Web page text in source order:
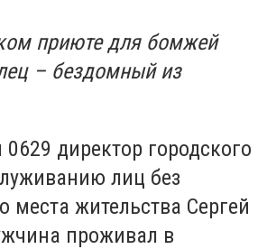
приюте для бомжей
– бездомный из
0629 директор городского
лиц без
места жительства Сергей
проживал в